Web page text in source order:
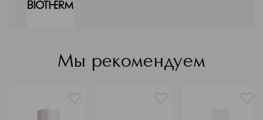
восстановлению, придаёт
Мы рекомендуем